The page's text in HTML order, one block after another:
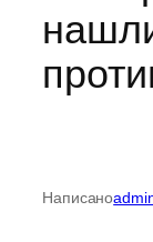
Написано